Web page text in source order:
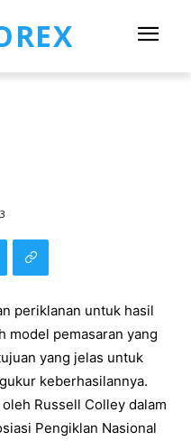
periklanan untuk hasil
model pemasaran yang
yang jelas untuk
keberhasilannya.
Russell Colley dalam
Pengiklan Nasional